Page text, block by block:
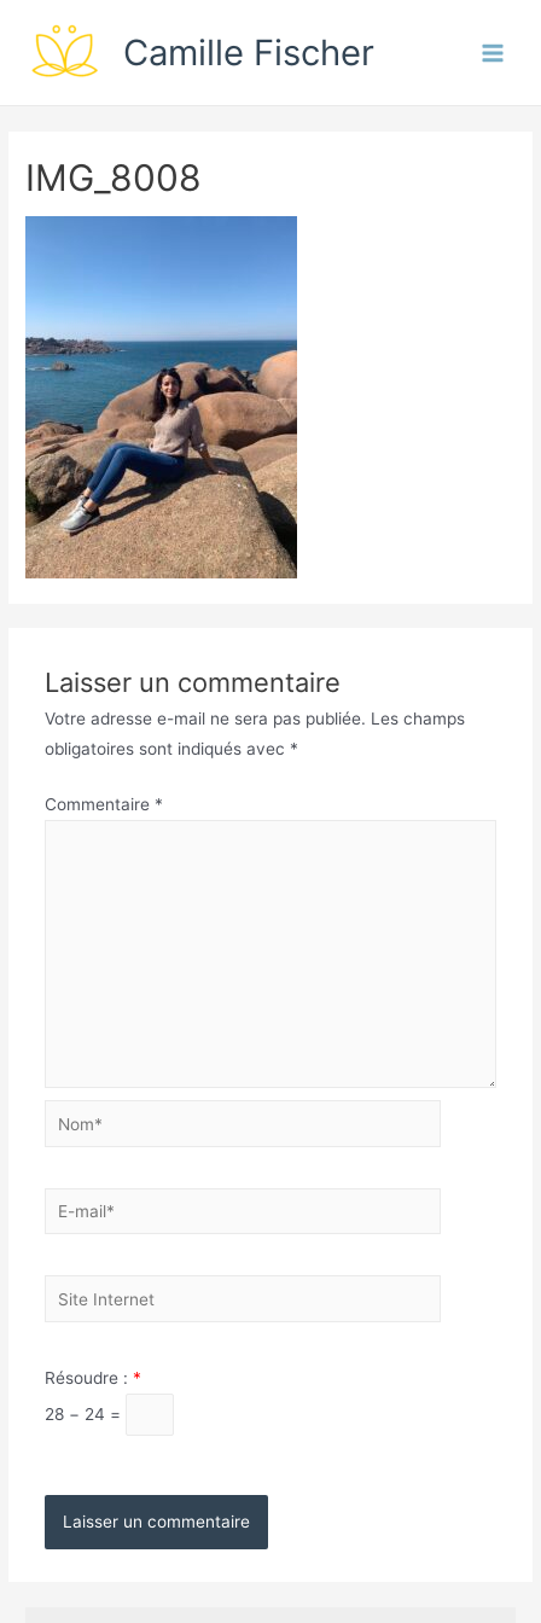
Camille Fischer
Main
IMG_8008
Laisser un commentaire
Votre adresse e-mail ne sera pas publiée. Les champs
obligatoires sont indiqués avec *
Commentaire *
Nom*
E-
Site
Résoudre : *
28 − 24 =